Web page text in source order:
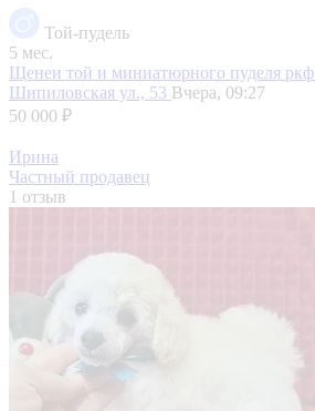
Той-пудель
5 мес.
Щенеи той и миниатюрного пуделя ркф
Шипиловская ул., 53 Вчера, 09:27
50 000 ₽
Ирина
Частный продавец
1 отзыв